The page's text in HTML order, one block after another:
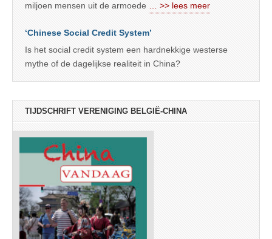
miljoen mensen uit de armoede … >> lees meer
‘Chinese Social Credit System’
Is het social credit system een hardnekkige westerse
mythe of de dagelijkse realiteit in China?
TIJDSCHRIFT VERENIGING BELGIË-CHINA